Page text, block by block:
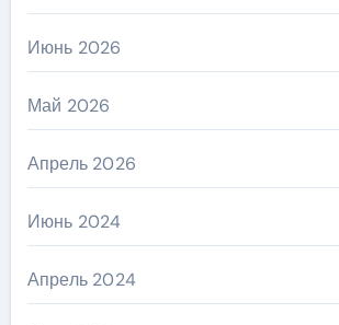
Июнь 2026
Май 2026
Апрель 2026
Июнь 2024
Апрель 2024